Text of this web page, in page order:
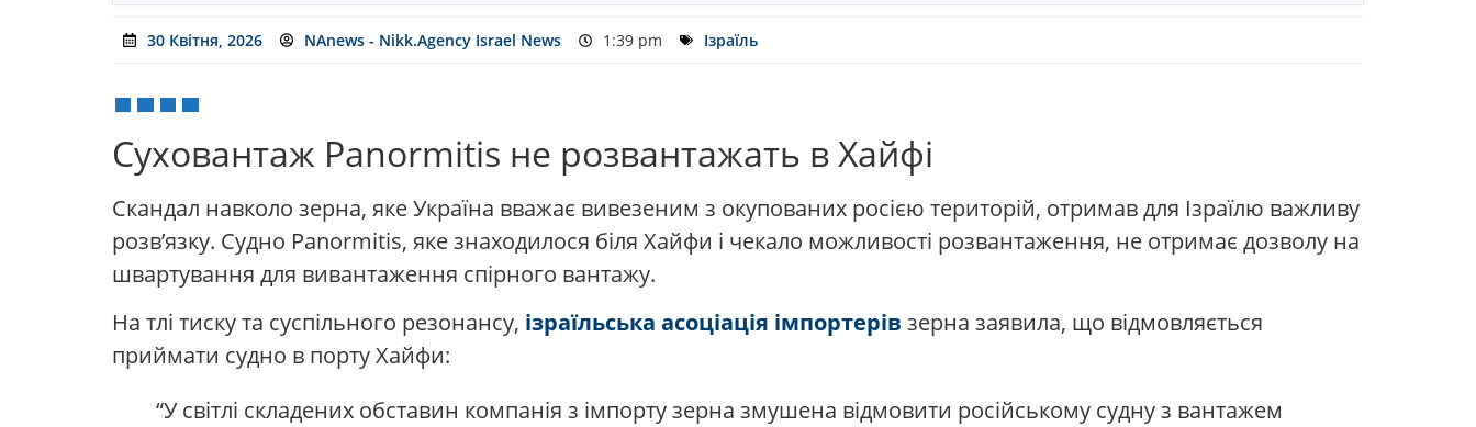
30 Квітня, 2026 NAnews - Nikk.Agency Israel News 1:39 pm Ізраїль
Суховантаж Panormitis не розвантажать в Хайфі
Скандал навколо зерна, яке Україна вважає вивезеним з окупованих росією територій, отримав для Ізраїлю важливу
розв’язку. Судно Panormitis, яке знаходилося біля Хайфи і чекало можливості розвантаження, не отримає дозволу на
швартування для вивантаження спірного вантажу.
На тлі тиску та суспільного резонансу, ізраїльська асоціація імпортерів зерна заявила, що відмовляється
приймати судно в порту Хайфи:
“У світлі складених обставин компанія з імпорту зерна змушена відмовити російському судну з вантажем